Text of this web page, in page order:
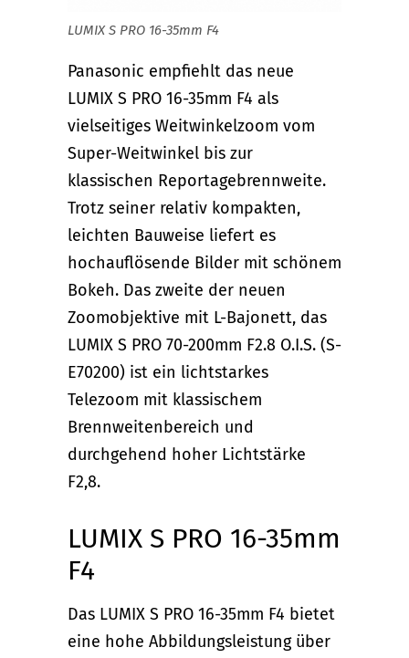
LUMIX S PRO 16-35mm F4
Panasonic empfiehlt das neue
LUMIX S PRO 16-35mm F4 als
vielseitiges Weitwinkelzoom vom
Super-Weitwinkel bis zur
klassischen Reportagebrennweite.
Trotz seiner relativ kompakten,
leichten Bauweise liefert es
hochauflösende Bilder mit schönem
Bokeh. Das zweite der neuen
Zoomobjektive mit L-Bajonett, das
LUMIX S PRO 70-200mm F2.8 O.I.S. (S-
E70200) ist ein lichtstarkes
Telezoom mit klassischem
Brennweitenbereich und
durchgehend hoher Lichtstärke
F2,8.
LUMIX S PRO 16-35mm
F4
Das LUMIX S PRO 16-35mm F4 bietet
eine hohe Abbildungsleistung über